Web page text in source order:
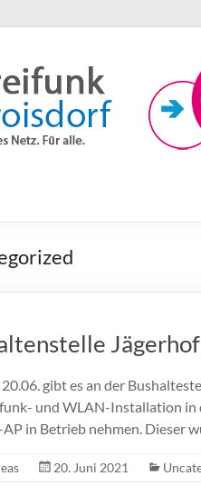
20.06. gibt es an der
und WLAN-Installation in
in Betrieb nehmen. Dieser
20. Juni 2021